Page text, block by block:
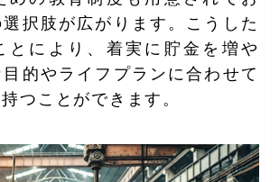
択肢が広がります。こうした
とにより、着実に貯金を増や
的やライフプランに合わせて
つことができます。